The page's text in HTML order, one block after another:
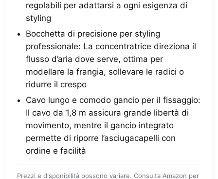
regolabili per adattarsi a ogni esigenza di
styling
Bocchetta di precisione per styling
professionale: La concentratrice direziona il
flusso d’aria dove serve, ottima per
modellare la frangia, sollevare le radici o
ridurre il crespo
Cavo lungo e comodo gancio per il fissaggio:
Il cavo da 1,8 m assicura grande libertà di
movimento, mentre il gancio integrato
permette di riporre l’asciugacapelli con
ordine e facilità
Prezzi e disponibilità possono variare. Consulta Amazon per